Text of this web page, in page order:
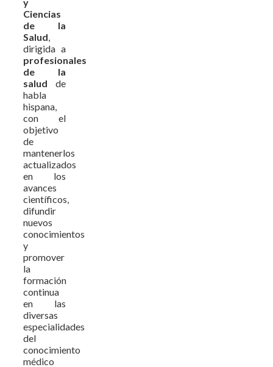
Ciencias
de la
Salud
dirigida a
profesionales
de la
salud de
habla
hispana,
con el
objetivo
de
mantenerlos
actualizados
en los
avances
científicos,
difundir
nuevos
conocimientos
y
promover
la
formación
continua
en las
diversas
especialidades
del
conocimiento
médico